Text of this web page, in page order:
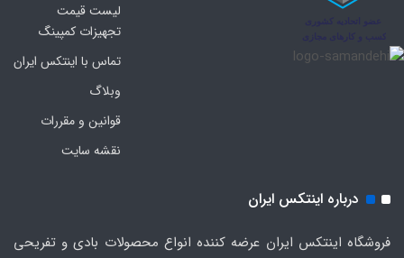
لیست قیمت
تجهیزات کمپینگ
تماس با اینتکس ایران
وبلاگ
قوانین و مقررات
نقشه سایت
درباره اینتکس ایران
فروشگاه اینتکس ایران عرضه کننده انواع محصولات بادی و تفریحی